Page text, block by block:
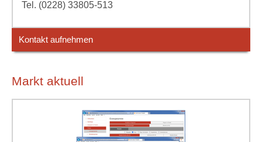
Tel. (0228) 33805-513
Kontakt aufnehmen
Markt aktuell